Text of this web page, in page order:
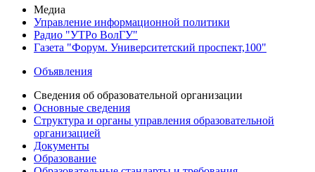
Медиа
Управление информационной политики
Радио "УТРо ВолГУ"
Газета "Форум. Университетский проспект,100"
Объявления
Сведения об образовательной организации
Основные сведения
Структура и органы управления образовательной
организацией
Документы
Образование